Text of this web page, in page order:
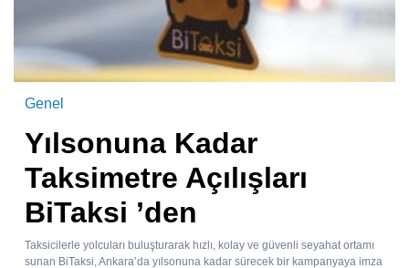
Genel
Yılsonuna Kadar
Taksimetre Açılışları
BiTaksi ’den
Taksicilerle yolcuları buluşturarak hızlı, kolay ve güvenli seyahat ortamı
sunan BiTaksi, Ankara’da yılsonuna kadar sürecek bir kampanyaya imza